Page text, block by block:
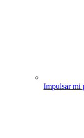
Impulsar mi